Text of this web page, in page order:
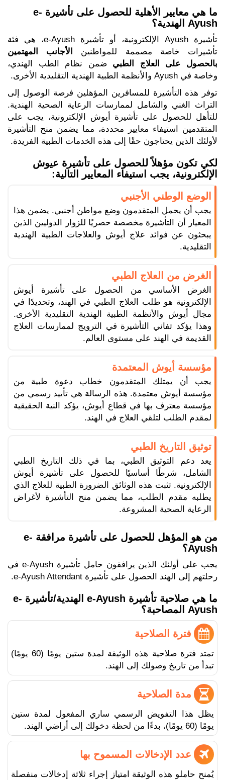
ما هي معايير الأهلية للحصول على تأشيرة e-
Ayush الهندية؟
تأشيرة Ayush الإلكترونية، أو تأشيرة e-Ayush، هي فئة
تأشيرات خاصة مصممة للمواطنين
الأجانب المهتمين
بالحصول على العلاج الطبي ضمن نظام الطب الهندي،
وخاصة في Ayush والأنظمة الطبية الهندية التقليدية الأخرى.
توفر هذه التأشيرة للمسافرين المؤهلين فرصة الوصول إلى
التراث الغني والشامل لممارسات الرعاية الصحية الهندية.
للتأهل للحصول على تأشيرة أيوش الإلكترونية، يجب على
المتقدمين استيفاء معايير محددة، مما يضمن منح التأشيرة
لأولئك الذين يحتاجون حقًا إلى هذه الخدمات الطبية الفريدة.
لكي تكون مؤهلاً للحصول على تأشيرة عيوش
الإلكترونية، يجب استيفاء المعايير التالية:
الوضع الوطني الأجنبي
يجب أن يحمل المتقدمون وضع مواطن أجنبي. يضمن هذا
المعيار أن التأشيرة مخصصة حصريًا للزوار الدوليين الذين
يبحثون عن فوائد علاج أيوش والعلاجات الطبية الهندية
التقليدية.
الغرض من العلاج الطبي
الغرض الأساسي من الحصول على تأشيرة أيوش
الإلكترونية هو طلب العلاج الطبي في الهند، وتحديدًا في
مجال أيوش والأنظمة الطبية الهندية التقليدية الأخرى.
وهذا يؤكد تفاني التأشيرة في الترويج لممارسات العلاج
القديمة في الهند على مستوى العالم.
مؤسسة أيوش المعتمدة
يجب أن يمتلك المتقدمون خطاب دعوة طبية من
مؤسسة أيوش معتمدة. هذه الرسالة هي تأييد رسمي من
مؤسسة معترف بها في قطاع أيوش، يؤكد النية الحقيقية
لمقدم الطلب لتلقي العلاج في الهند.
توثيق التاريخ الطبي
يعد دعم التوثيق الطبي، بما في ذلك التاريخ الطبي
الشامل، شرطًا أساسيًا للحصول على تأشيرة أيوش
الإلكترونية. تثبت هذه الوثائق الضرورة الطبية للعلاج الذي
يطلبه مقدم الطلب، مما يضمن منح التأشيرة لأغراض
الرعاية الصحية المشروعة.
من هو المؤهل للحصول على تأشيرة مرافقة e-
Ayush؟
يجب على أولئك الذين يرافقون حامل تأشيرة e-Ayush في
رحلتهم إلى الهند الحصول على تأشيرة e-Ayush Attendant.
ما هي صلاحية تأشيرة e-Ayush الهندية/تأشيرة e-
Ayush المصاحبة؟
فترة الصلاحية
تمتد فترة صلاحية هذه الوثيقة لمدة ستين يومًا (60 يومًا)
تبدأ من تاريخ وصولك إلى الهند.
مدة الصلاحية
يظل هذا التفويض الرسمي ساري المفعول لمدة ستين
يومًا (60 يومًا)، بدءًا من لحظة دخولك إلى أراضي الهند.
عدد الإدخالات المسموح بها
يُمنح حاملو هذه الوثيقة امتياز إجراء ثلاثة إدخالات منفصلة